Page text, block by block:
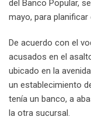
del Banco Popular,
mayo, para planificar
De acuerdo con el
acusados en el
ubicado en la
un establecimiento
tenía un banco, a
la otra sucursal.